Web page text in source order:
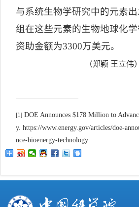
与系统生物学研究中的元素
组在这些元素的生物地球化学
资助金额为3300万美元。
（郑颖 王立伟）
[1] DOE Announces $178 Million to
y. https://www.energy.gov/articles/doe-
nce-bioenergy-technology